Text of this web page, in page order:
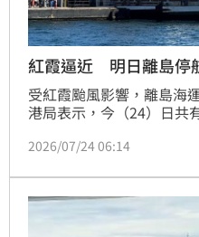
紅霞逼近 明日離島停
受紅霞颱風影響，離島海
港局表示，今（24）日共
琉球、蘭嶼、綠島及金門
島。
2026/07/24 06:14